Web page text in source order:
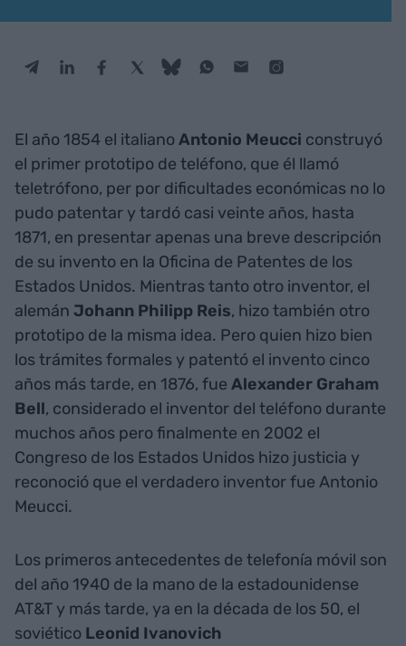
El año 1854 el italianoAntonio Meucci construyó
el primer prototipo de teléfono, que él llamó
teletrófono, per por dificultades económicas no lo
pudo patentar y tardó casi veinte años, hasta
1871, en presentar apenas una breve descripción
de su invento en la Oficina de Patentes de los
Estados Unidos. Mientras tanto otro inventor, el
alemán Johann Philipp Reis, hizo también otro
prototipo de la misma idea. Pero quien hizo bien
los trámites formales y patentó el invento cinco
años más tarde, en 1876, fue Alexander Graham
Bell, considerado el inventor del teléfono durante
muchos años pero finalmente en 2002 el
Congreso de los Estados Unidos hizo justicia y
reconoció que el verdadero inventor fue Antonio
Meucci.
Los primeros antecedentes de telefonía móvil son
del año 1940 de la mano de la estadounidense
AT&T y más tarde, ya en la década de los 50, el
soviético Leonid Ivanovich